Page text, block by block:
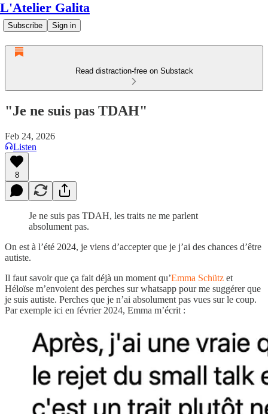
L'Atelier Galita
Subscribe Sign in
Read distraction-free on Substack
"Je ne suis pas TDAH"
Feb 24, 2026
Listen
8
Je ne suis pas TDAH, les traits ne me parlent
absolument pas.
On est à l’été 2024, je viens d’accepter que je j’ai des chances d’être
autiste.
Il faut savoir que ça fait déjà un moment qu’Emma Schütz et
Héloïse m’envoient des perches sur whatsapp pour me suggérer que
je suis autiste. Perches que je n’ai absolument pas vues sur le coup.
Par exemple ici en février 2024, Emma m’écrit :